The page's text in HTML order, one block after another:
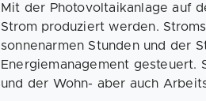
Mit der Photovoltaikanlage auf
Strom produziert werden.
sonnenarmen Stunden und der
Energiemanagement gesteuert.
und der Wohn- aber auch